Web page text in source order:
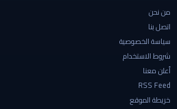
من نحن
اتصل بنا
سياسة الخصوصية
شروط الاستخدام
أعلن معنا
RSS Feed
خريطة الموقع